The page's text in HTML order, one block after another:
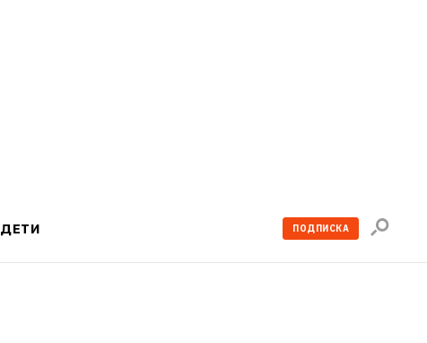
ПОДПИСКА
Поиск
по
ДЕТИ